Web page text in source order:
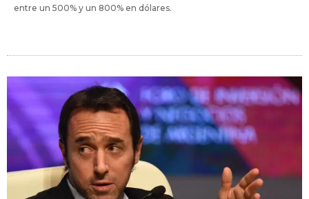
entre un 500% y un 800% en dólares.